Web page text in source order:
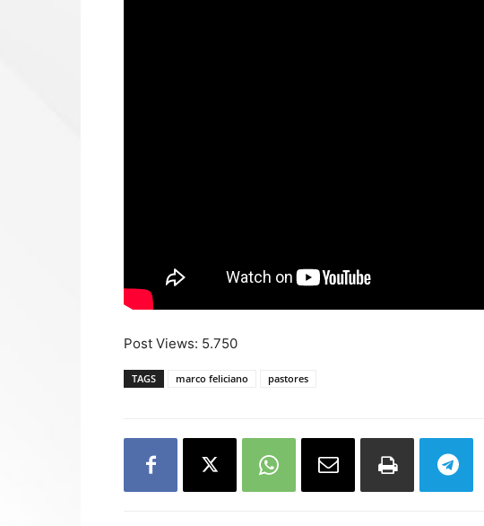
Post Views: 5.750
TAGS marco feliciano pastores